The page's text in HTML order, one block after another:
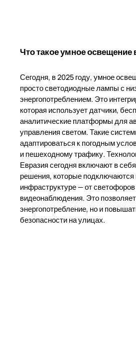
Что такое умное освещение
Сегодня, в 2025 году, умное
просто светодиодные лампы с
энергопотреблением. Это
которая использует датчики,
аналитические платформы для
управления светом. Такие
адаптироваться к погодным
и пешеходному трафику.
Евразия сегодня включают в
решения, которые подключаются
инфраструктуре — от
видеонаблюдения. Это
энергопотребление, но и
безопасности на улицах.